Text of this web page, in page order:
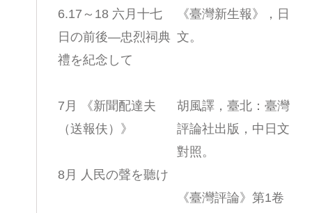
6.17～18 六月十七
日の前後—忠烈祠典
禮を紀念して
7月 《新聞配達夫
（送報伕）》
8月 人民の聲を聽け
《臺灣新生報》，日
文。
胡風譯，臺北：臺灣
評論社出版，中日文
對照。
《臺灣評論》第1卷